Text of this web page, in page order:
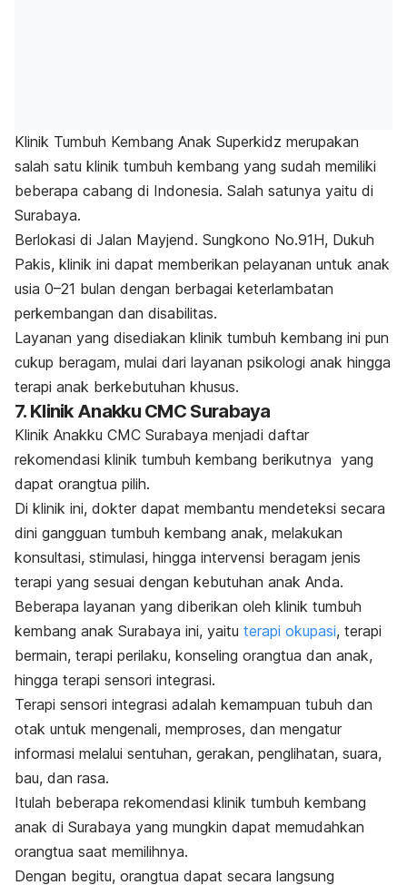
Klinik Tumbuh Kembang Anak Superkidz merupakan
salah satu klinik tumbuh kembang yang sudah memiliki
beberapa cabang di Indonesia. Salah satunya yaitu di
Surabaya.
Berlokasi di Jalan Mayjend. Sungkono No.91H, Dukuh
Pakis, klinik ini dapat memberikan pelayanan untuk anak
usia 0–21 bulan dengan berbagai keterlambatan
perkembangan dan disabilitas.
Layanan yang disediakan klinik tumbuh kembang ini pun
cukup beragam, mulai dari layanan psikologi anak hingga
terapi anak berkebutuhan khusus.
7. Klinik Anakku CMC Surabaya
Klinik Anakku CMC Surabaya menjadi daftar
rekomendasi klinik tumbuh kembang berikutnya yang
dapat orangtua pilih.
Di klinik ini, dokter dapat membantu mendeteksi secara
dini gangguan tumbuh kembang anak, melakukan
konsultasi, stimulasi, hingga intervensi beragam jenis
terapi yang sesuai dengan kebutuhan anak Anda.
Beberapa layanan yang diberikan oleh klinik tumbuh
kembang anak Surabaya ini, yaitu terapi okupasi, terapi
bermain, terapi perilaku, konseling orangtua dan anak,
hingga terapi sensori integrasi.
Terapi sensori integrasi adalah kemampuan tubuh dan
otak untuk mengenali, memproses, dan mengatur
informasi melalui sentuhan, gerakan, penglihatan, suara,
bau, dan rasa.
Itulah beberapa rekomendasi klinik tumbuh kembang
anak di Surabaya yang mungkin dapat memudahkan
orangtua saat memilihnya.
Dengan begitu, orangtua dapat secara langsung